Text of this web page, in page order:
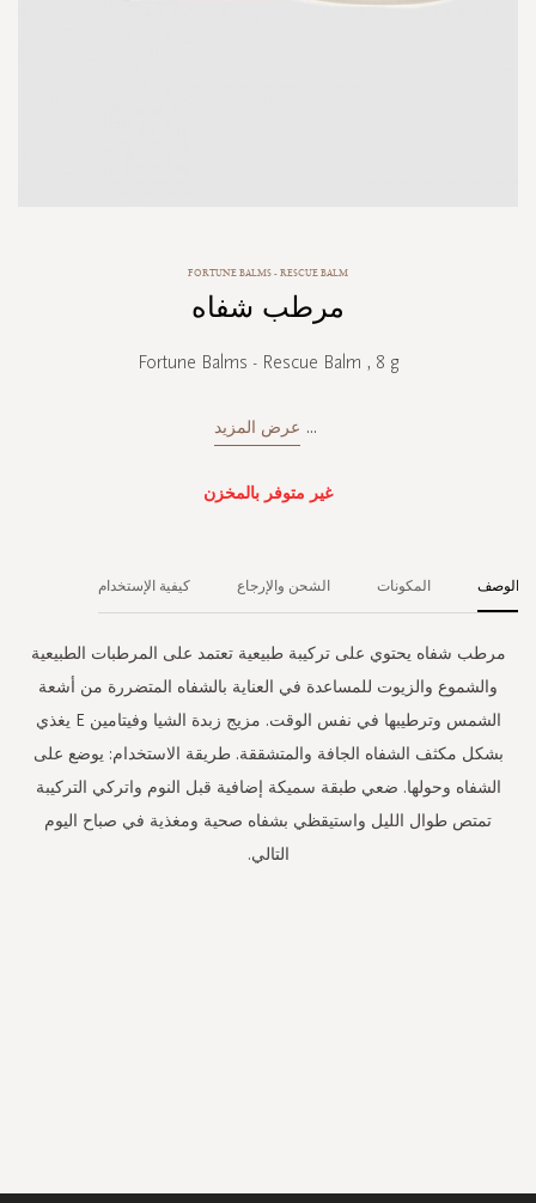
FORTUNE BALMS - RESCUE BALM
مرطب شفاه
Fortune Balms - Rescue Balm , 8 g
... عرض المزيد
غير متوفر بالمخزن
الوصف
مرطب شفاه يحتوي على تركيبة طبيعية تعتمد على المرطبات الطبيعية
والشموع والزيوت للمساعدة في العناية بالشفاه المتضررة من أشعة
الشمس وترطيبها في نفس الوقت. مزيج زبدة الشيا وفيتامين E يغذي
بشكل مكثف الشفاه الجافة والمتشققة. طريقة الاستخدام: يوضع على
الشفاه وحولها. ضعي طبقة سميكة إضافية قبل النوم واتركي التركيبة
تمتص طوال الليل واستيقظي بشفاه صحية ومغذية في صباح اليوم
التالي.
المكونات الشحن والإرجاع كيفية الإستخدام